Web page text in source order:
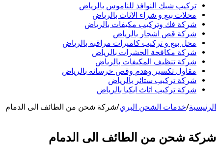
تركيب شبك النوافذ للناموس بالرياض
محلات بيع و شراء الاثاث بالرياض
شركة فك وتركيب مكيفات بالرياض
شركة قص اشجار بالرياض
محل بيع و تركيب كاميرات مراقبة بالرياض
شركة مكافحة الحشرات بالرياض
شركة تنظيف المكيفات بالرياض
مقاول تكسير وهدم وقص خرسانه بالرياض
شركة تركيب ستائر بالرياض
شركة تركيب اثاث ايكيا بالرياض
الرئيسية/خدمات الشحن البري/شركة شحن من الطائف الى الدمام
شركة شحن من الطائف الى الدمام